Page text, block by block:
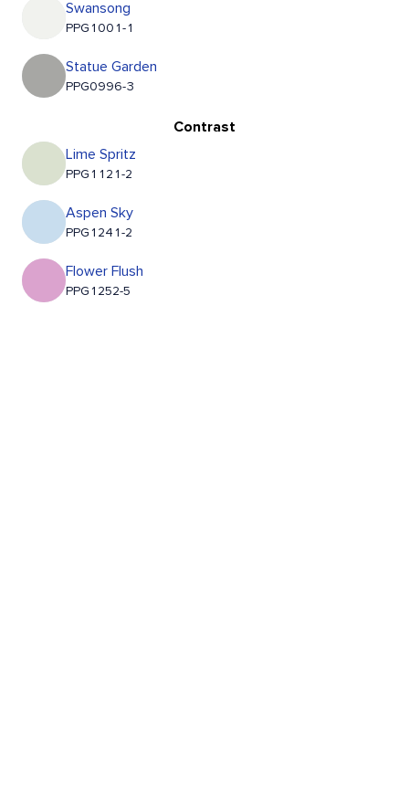
Swansong
PPG1001-1
Statue Garden
PPG0996-3
Contrast
Lime Spritz
PPG1121-2
Aspen Sky
PPG1241-2
Flower Flush
PPG1252-5